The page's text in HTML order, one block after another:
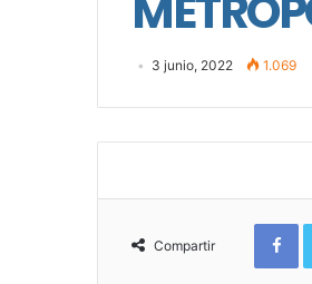
3 junio, 2022 1.069
Compartir
F
b